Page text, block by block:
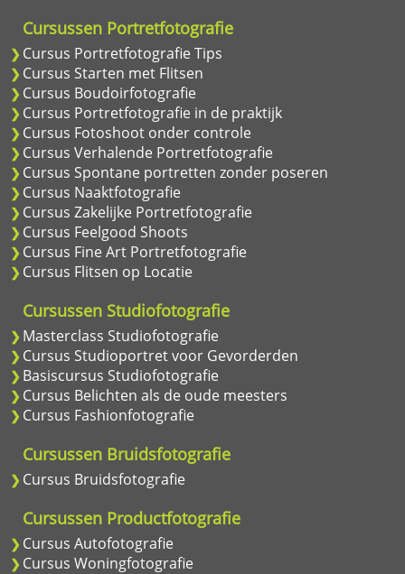
Cursussen Portretfotografie
Cursus Portretfotografie Tips
Cursus Starten met Flitsen
Cursus Boudoirfotografie
Cursus Portretfotografie in de praktijk
Cursus Fotoshoot onder controle
Cursus Verhalende Portretfotografie
Cursus Spontane portretten zonder poseren
Cursus Naaktfotografie
Cursus Zakelijke Portretfotografie
Cursus Feelgood Shoots
Cursus Fine Art Portretfotografie
Cursus Flitsen op Locatie
Cursussen Studiofotografie
Masterclass Studiofotografie
Cursus Studioportret voor Gevorderden
Basiscursus Studiofotografie
Cursus Belichten als de oude meesters
Cursus Fashionfotografie
Cursussen Bruidsfotografie
Cursus Bruidsfotografie
Cursussen Productfotografie
Cursus Autofotografie
Cursus Woningfotografie